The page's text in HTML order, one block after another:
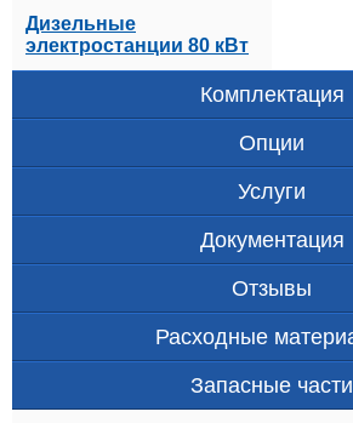
Дизельные
электростанции 80 кВт
Комплектация
Опции
Услуги
Документация
Отзывы
Расходные
Запасные части